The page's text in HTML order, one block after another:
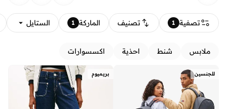
تصفية 1 تصنيف الماركة 1 الستايل
ملابس شنط احذية اكسسوارات
للجنسين بريميوم